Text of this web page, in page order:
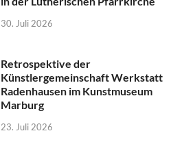
30. Juli 2026
Retrospektive der
Künstlergemeinschaft Werkstatt
Radenhausen im Kunstmuseum
Marburg
23. Juli 2026